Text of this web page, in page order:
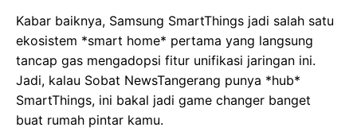
Kabar baiknya, Samsung SmartThings jadi salah satu
ekosistem *smart home* pertama yang langsung
tancap gas mengadopsi fitur unifikasi jaringan ini.
Jadi, kalau Sobat NewsTangerang punya *hub*
SmartThings, ini bakal jadi game changer banget
buat rumah pintar kamu.